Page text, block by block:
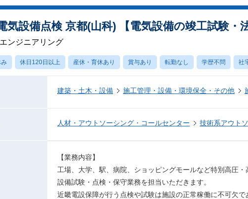
気設備点検 京都(山科) 【電気設備の竣工試験・
ンジニアリング
休日120日以上 産休・育休あり 賞与あり 転勤なし 学歴不問 社
建築・土木・設備 施工管理・設備・環境保全・その他
人材・アウトソーシング・コールセンター 技術系アウト
【業務内容】
工場、大学、駅、病院、ショッピングモールなど特別高圧
設備試験・点検・保守業務を担当いただきます。
近畿電設保障が行う点検や試験は施設の正常稼働に不可欠